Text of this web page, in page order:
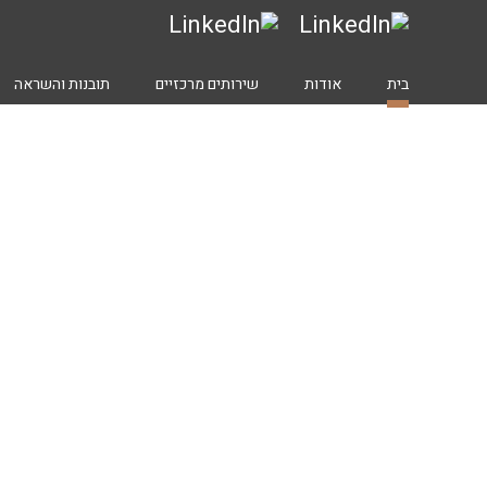
בית אודות שירותים מרכזיים תובנות והשראה